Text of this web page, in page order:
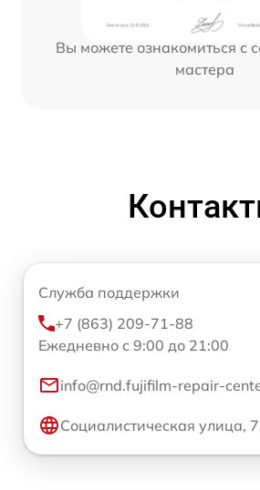
Вы можете ознакомиться с
мастера
Служба поддержки
+7 (863) 209-71-88
Ежедневно с 9:00 до 21:00
info@rnd.fujifilm-repair-
Социалистическая улица,